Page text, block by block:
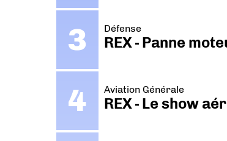
Défense
REX - Panne
Aviation Générale
REX - Le show